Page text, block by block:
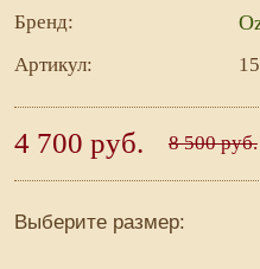
Бренд:
Артикул:
4 700 руб. 8 500 руб.
Выберите размер: